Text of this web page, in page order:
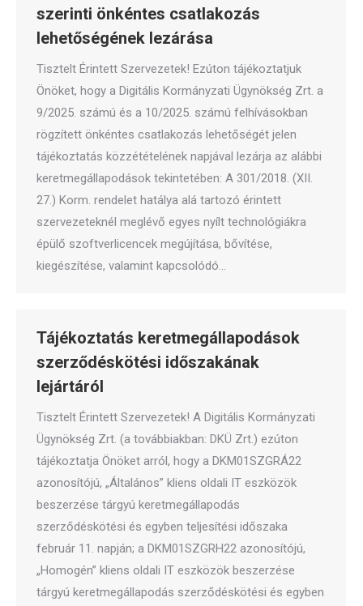
szerinti önkéntes csatlakozás
lehetőségének lezárása
Tisztelt Érintett Szervezetek! Ezúton tájékoztatjuk
Önöket, hogy a Digitális Kormányzati Ügynökség Zrt. a
9/2025. számú és a 10/2025. számú felhívásokban
rögzített önkéntes csatlakozás lehetőségét jelen
tájékoztatás közzétételének napjával lezárja az alábbi
keretmegállapodások tekintetében: A 301/2018. (XII.
27.) Korm. rendelet hatálya alá tartozó érintett
szervezeteknél meglévő egyes nyílt technológiákra
épülő szoftverlicencek megújítása, bővítése,
kiegészítése, valamint kapcsolódó…
Tájékoztatás keretmegállapodások
szerződéskötési időszakának
lejártáról
Tisztelt Érintett Szervezetek! A Digitális Kormányzati
Ügynökség Zrt. (a továbbiakban: DKÜ Zrt.) ezúton
tájékoztatja Önöket arról, hogy a DKM01SZGRÁ22
azonosítójú, „Általános” kliens oldali IT eszközök
beszerzése tárgyú keretmegállapodás
szerződéskötési és egyben teljesítési időszaka
február 11. napján; a DKM01SZGRH22 azonosítójú,
„Homogén” kliens oldali IT eszközök beszerzése
tárgyú keretmegállapodás szerződéskötési és egyben